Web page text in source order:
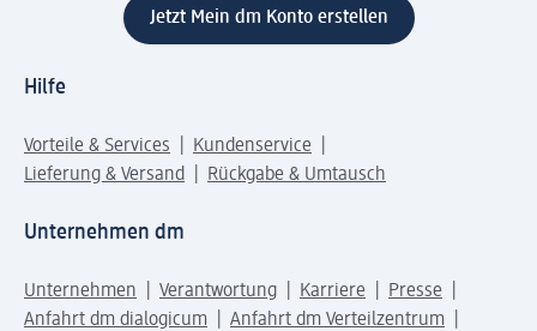
Jetzt Mein dm Konto erstellen
Hilfe
Vorteile & Services
Kundenservice
Lieferung & Versand
Rückgabe & Umtausch
Unternehmen dm
Unternehmen Verantwortung Karriere
Presse
Anfahrt dm dialogicum
Anfahrt dm Verteilzentrum